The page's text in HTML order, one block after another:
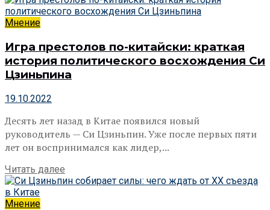
Мнение
Игра престолов по-китайски: краткая
история политического восхождения Си
Цзиньпина
19.10.2022
Десять лет назад в Китае появился новый
руководитель — Си Цзиньпин. Уже после первых пяти
лет он воспринимался как лидер,...
Читать далее
Мнение